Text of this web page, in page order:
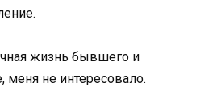
жизнь бывшего и
не интересовало.